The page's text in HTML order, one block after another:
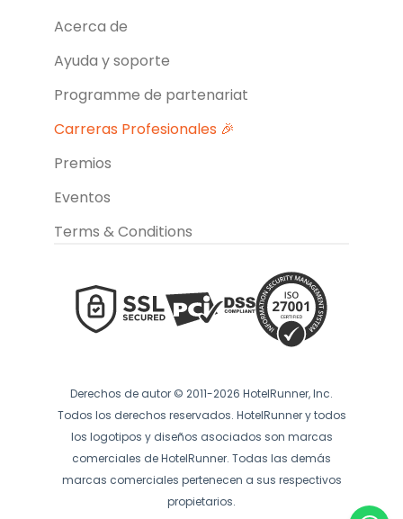
Acerca de
Ayuda y soporte
Programme de partenariat
Carreras Profesionales 🎉
Premios
Eventos
Terms & Conditions
Derechos de autor © 2011-2026 HotelRunner, Inc.
Todos los derechos reservados. HotelRunner y todos
los logotipos y diseños asociados son marcas
comerciales de HotelRunner. Todas las demás
marcas comerciales pertenecen a sus respectivos
propietarios.